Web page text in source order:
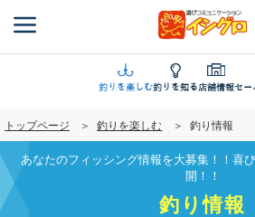
ン
に
移
動
釣りを楽しむ釣りを知る店舗情報セー
トップページ 釣りを楽しむ 釣り情報
あなたのフィッシング情報を大募集！！喜
開！！
釣り情報